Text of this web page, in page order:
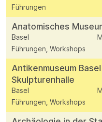
Führungen
Anatomisches
Basel
Führungen, Workshops
Antikenmuseum
Skulpturenhalle
Basel
Führungen, Workshops